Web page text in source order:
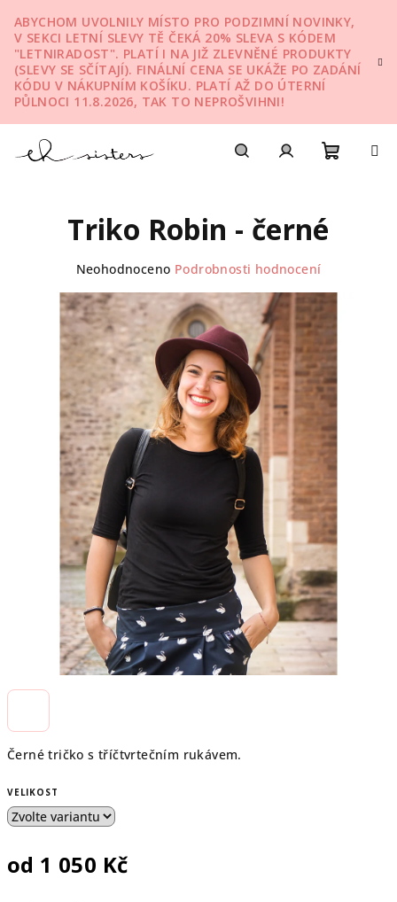
na
obsah
ABYCHOM UVOLNILY MÍSTO PRO PODZIMNÍ NOVINKY,
V SEKCI LETNÍ SLEVY TĚ ČEKÁ 20% SLEVA S KÓDEM
"LETNIRADOST". PLATÍ I NA JIŽ ZLEVNĚNÉ PRODUKTY
(SLEVY SE SČÍTAJÍ). FINÁLNÍ CENA SE UKÁŽE PO ZADÁNÍ
KÓDU V NÁKUPNÍM KOŠÍKU. PLATÍ AŽ DO ÚTERNÍ
PŮLNOCI 11.8.2026, TAK TO NEPROŠVIHNI!
Černé tričko s tříčtvrtečním rukávem.
VELIKOST
od 1 050 Kč
Triko Robin - černé
produktu
hvězdiček.
Neohodnoceno Podrobnosti hodnocení